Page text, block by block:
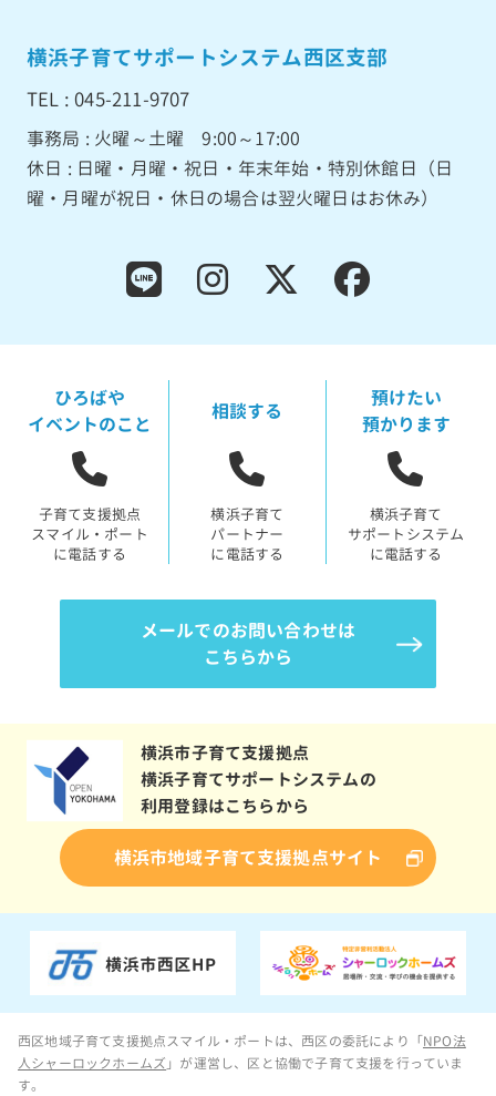
横浜子育てサポートシステム西区支部
TEL : 045-211-9707
事務局 : 火曜～土曜 9:00～17:00
休日 : 日曜・月曜・祝日・年末年始・特別休館日（日
曜・月曜が祝日・休日の場合は翌火曜日はお休み）
ひろばや
イベントのこと
子育て支援拠点
スマイル・ポート
に電話する
相談する
横浜子育て
パートナー
に電話する
預けたい
預かります
横浜子育て
サポートシステム
に電話する
メールでのお問い合わせは
こちらから
横浜市子育て支援拠点
横浜子育てサポートシステムの
利用登録はこちらから
横浜市地域子育て支援拠点サイト
西区地域子育て支援拠点スマイル・ポートは、西区の委託により「NPO法
人シャーロックホームズ 」が運営し、区と協働で子育て支援を行っていま
す。